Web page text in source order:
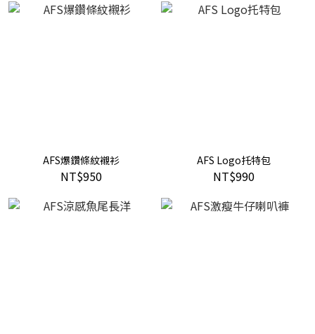
AFS爆鑽條紋襯衫
NT$950
AFS Logo托特包
NT$990